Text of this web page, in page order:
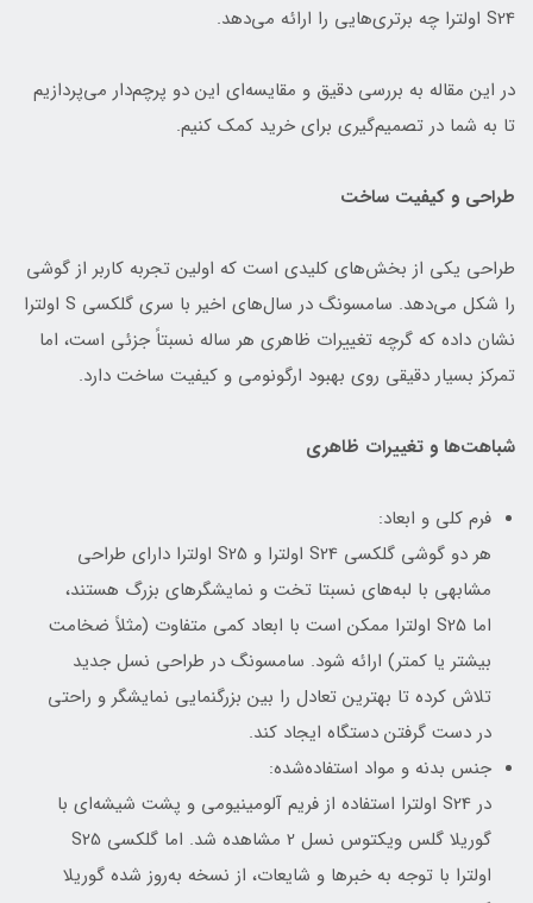
S24 اولترا چه برتری‌هایی را ارائه می‌دهد.
در این مقاله به بررسی دقیق و مقایسه‌ای این دو پرچم‌دار می‌پردازیم
تا به شما در تصمیم‌گیری برای خرید کمک کنیم.
طراحی و کیفیت ساخت
طراحی یکی از بخش‌های کلیدی است که اولین تجربه کاربر از گوشی
را شکل می‌دهد. سامسونگ در سال‌های اخیر با سری گلکسی S اولترا
نشان داده که گرچه تغییرات ظاهری هر ساله نسبتاً جزئی است، اما
تمرکز بسیار دقیقی روی بهبود ارگونومی و کیفیت ساخت دارد.
شباهت‌ها و تغییرات ظاهری
فرم کلی و ابعاد:
هر دو گوشی گلکسی S24 اولترا و S25 اولترا دارای طراحی
مشابهی با لبه‌های نسبتا تخت و نمایشگرهای بزرگ هستند،
اما S25 اولترا ممکن است با ابعاد کمی متفاوت (مثلاً ضخامت
بیشتر یا کمتر) ارائه شود. سامسونگ در طراحی نسل جدید
تلاش کرده تا بهترین تعادل را بین بزرگنمایی نمایشگر و راحتی
در دست گرفتن دستگاه ایجاد کند.
جنس بدنه و مواد استفاده‌شده:
در S24 اولترا استفاده از فریم آلومینیومی و پشت شیشه‌ای با
گوریلا گلس ویکتوس نسل 2 مشاهده شد. اما گلکسی S25
اولترا با توجه به خبرها و شایعات، از نسخه به‌روز شده گوریلا